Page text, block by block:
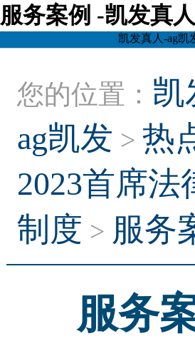
服务案例 -凯发真人
凯发真人-ag凯
您的位置： 凯
ag凯发 >热
2023首席法
制度 > 服务
服务